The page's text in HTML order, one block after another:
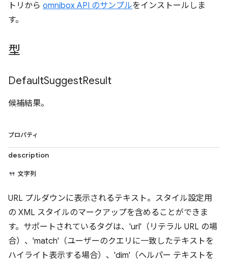
トリから omnibox API のサンプルをインストールしま
す。
型
DefaultSuggestResult
候補結果。
プロパティ
description
文字列
URL プルダウンに表示されるテキスト。スタイル設定用
の XML スタイルのマークアップを含めることができま
す。サポートされているタグは、'url'（リテラル URL の場
合）、'match'（ユーザーのクエリに一致したテキストを
ハイライト表示する場合）、'dim'（ヘルパー テキストを